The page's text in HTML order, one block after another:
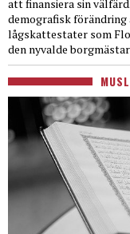
att finansiera sin
demografisk
lågskattestater som
den nyvalde